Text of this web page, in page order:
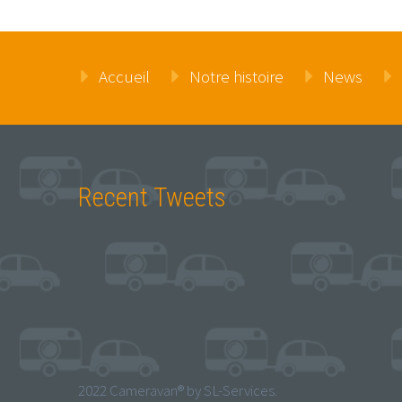
Accueil Notre histoire News
Recent Tweets
2022 Cameravan® by SL-Services.